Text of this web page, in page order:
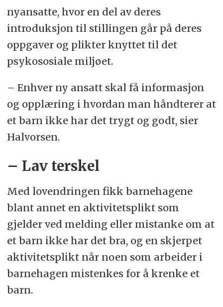
nyansatte, hvor en del av deres
introduksjon til stillingen går på deres
oppgaver og plikter knyttet til det
psykososiale miljøet.
– Enhver ny ansatt skal få informasjon
og opplæring i hvordan man håndterer at
et barn ikke har det trygt og godt, sier
Halvorsen.
– Lav terskel
Med lovendringen fikk barnehagene
blant annet en aktivitetsplikt som
gjelder ved melding eller mistanke om at
et barn ikke har det bra, og en skjerpet
aktivitetsplikt når noen som arbeider i
barnehagen mistenkes for å krenke et
barn.